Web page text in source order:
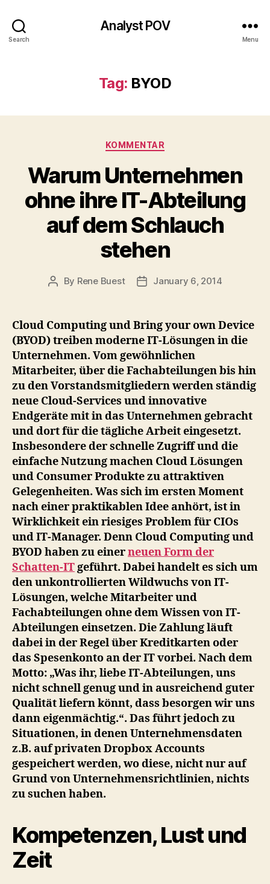
Search
Analyst POV
Menu
Tag: BYOD
Categories
KOMMENTAR
Warum Unternehmen
ohne ihre IT-Abteilung
auf dem Schlauch
stehen
Post
By Rene Buest
PostJanuary 6, 2014
Cloud Computing und Bring your own Device
(BYOD) treiben moderne IT-Lösungen in die
Unternehmen. Vom gewöhnlichen
Mitarbeiter, über die Fachabteilungen bis hin
zu den Vorstandsmitgliedern werden ständig
neue Cloud-Services und innovative
Endgeräte mit in das Unternehmen gebracht
und dort für die tägliche Arbeit eingesetzt.
Insbesondere der schnelle Zugriff und die
einfache Nutzung machen Cloud Lösungen
und Consumer Produkte zu attraktiven
Gelegenheiten. Was sich im ersten Moment
nach einer praktikablen Idee anhört, ist in
Wirklichkeit ein riesiges Problem für CIOs
und IT-Manager. Denn Cloud Computing und
BYOD haben zu einerneuen Form der
Schatten-IT geführt. Dabei handelt es sich um
den unkontrollierten Wildwuchs von IT-
Lösungen, welche Mitarbeiter und
Fachabteilungen ohne dem Wissen von IT-
Abteilungen einsetzen. Die Zahlung läuft
dabei in der Regel über Kreditkarten oder
das Spesenkonto an der IT vorbei. Nach dem
Motto: „Was ihr, liebe IT-Abteilungen, uns
nicht schnell genug und in ausreichend guter
Qualität liefern könnt, dass besorgen wir uns
dann eigenmächtig.“. Das führt jedoch zu
Situationen, in denen Unternehmensdaten
z.B. auf privaten Dropbox Accounts
gespeichert werden, wo diese, nicht nur auf
Grund von Unternehmensrichtlinien, nichts
zu suchen haben.
Kompetenzen, Lust und
Zeit